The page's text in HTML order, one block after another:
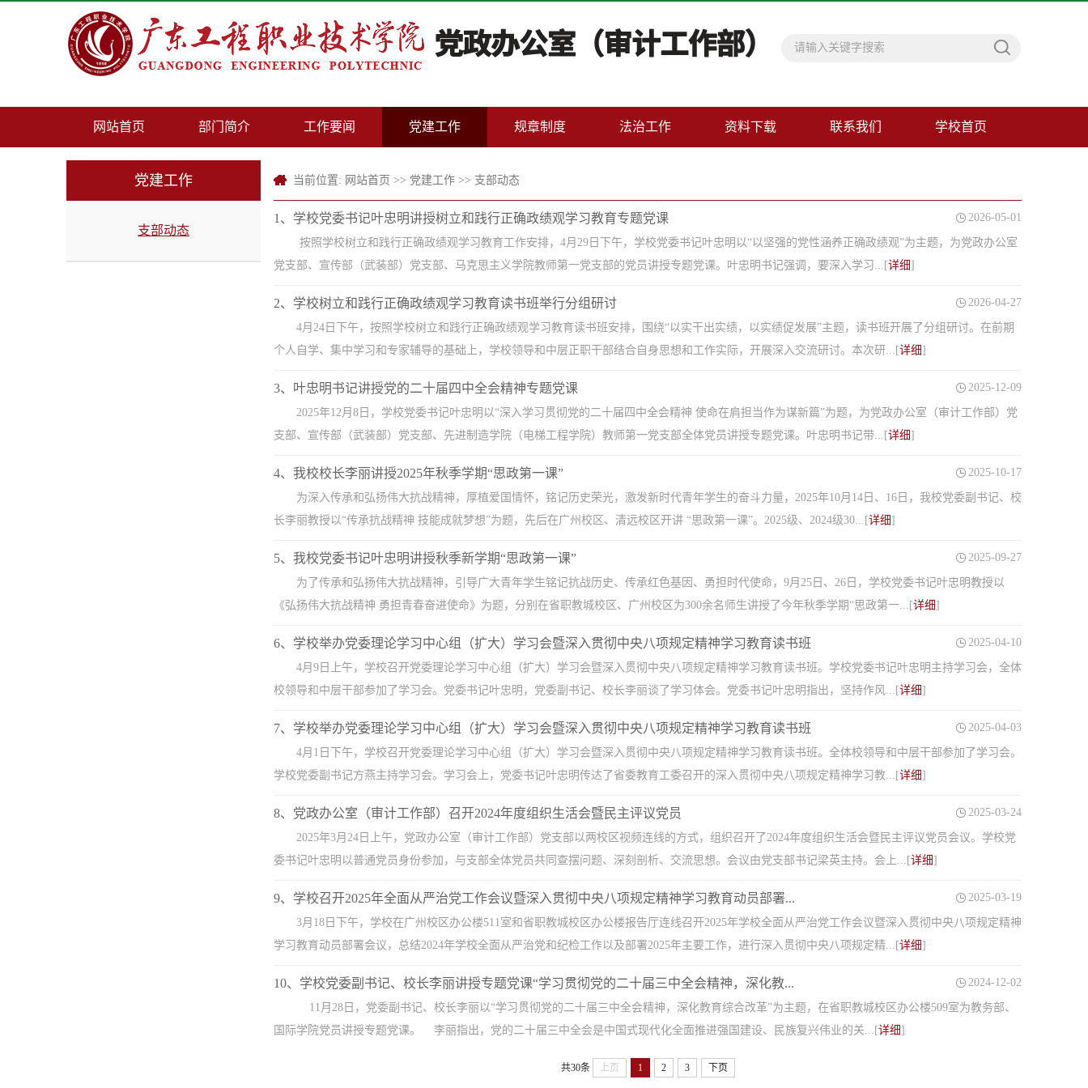
网站首页 部门简介 工作要闻 党建工作 规章制度 法治工作 资料下载 联系我们 学校首页
党建工作
支部动态
当前位置: 网站首页 >> 党建工作 >> 支部动态
1、学校党委书记叶忠明讲授树立和践行正确政绩观学习教育专题党课 2026-05-01
按照学校树立和践行正确政绩观学习教育工作安排，4月29日下午，学校党委书记叶忠明以“以坚强的党性涵养正确政绩观”为主题，为党政办公室
党支部、宣传部（武装部）党支部、马克思主义学院教师第一党支部的党员讲授专题党课。叶忠明书记强调，要深入学习...[详细]
2、学校树立和践行正确政绩观学习教育读书班举行分组研讨 2026-04-27
4月24日下午，按照学校树立和践行正确政绩观学习教育读书班安排，围绕“以实干出实绩，以实绩促发展”主题，读书班开展了分组研讨。在前期
个人自学、集中学习和专家辅导的基础上，学校领导和中层正职干部结合自身思想和工作实际，开展深入交流研讨。本次研...[详细]
3、叶忠明书记讲授党的二十届四中全会精神专题党课 2025-12-09
2025年12月8日，学校党委书记叶忠明以“深入学习贯彻党的二十届四中全会精神 使命在肩担当作为谋新篇”为题，为党政办公室（审计工作部）党
支部、宣传部（武装部）党支部、先进制造学院（电梯工程学院）教师第一党支部全体党员讲授专题党课。叶忠明书记带...[详细]
4、我校校长李丽讲授2025年秋季学期“思政第一课” 2025-10-17
为深入传承和弘扬伟大抗战精神，厚植爱国情怀，铭记历史荣光，激发新时代青年学生的奋斗力量，2025年10月14日、16日，我校党委副书记、校
长李丽教授以“传承抗战精神 技能成就梦想”为题，先后在广州校区、清远校区开讲 “思政第一课”。2025级、2024级30...[详细]
5、我校党委书记叶忠明讲授秋季新学期“思政第一课” 2025-09-27
为了传承和弘扬伟大抗战精神，引导广大青年学生铭记抗战历史、传承红色基因、勇担时代使命，9月25日、26日，学校党委书记叶忠明教授以
《弘扬伟大抗战精神 勇担青春奋进使命》为题，分别在省职教城校区、广州校区为300余名师生讲授了今年秋季学期“思政第一...[详细]
6、学校举办党委理论学习中心组（扩大）学习会暨深入贯彻中央八项规定精神学习教育读书班 2025-04-10
4月9日上午，学校召开党委理论学习中心组（扩大）学习会暨深入贯彻中央八项规定精神学习教育读书班。学校党委书记叶忠明主持学习会，全体
校领导和中层干部参加了学习会。党委书记叶忠明，党委副书记、校长李丽谈了学习体会。党委书记叶忠明指出，坚持作风...[详细]
7、学校举办党委理论学习中心组（扩大）学习会暨深入贯彻中央八项规定精神学习教育读书班 2025-04-03
4月1日下午，学校召开党委理论学习中心组（扩大）学习会暨深入贯彻中央八项规定精神学习教育读书班。全体校领导和中层干部参加了学习会。
学校党委副书记方燕主持学习会。学习会上，党委书记叶忠明传达了省委教育工委召开的深入贯彻中央八项规定精神学习教...[详细]
8、党政办公室（审计工作部）召开2024年度组织生活会暨民主评议党员 2025-03-24
2025年3月24日上午，党政办公室（审计工作部）党支部以两校区视频连线的方式，组织召开了2024年度组织生活会暨民主评议党员会议。学校党
委书记叶忠明以普通党员身份参加，与支部全体党员共同查摆问题、深刻剖析、交流思想。会议由党支部书记梁英主持。会上...[详细]
9、学校召开2025年全面从严治党工作会议暨深入贯彻中央八项规定精神学习教育动员部署... 2025-03-19
3月18日下午，学校在广州校区办公楼511室和省职教城校区办公楼报告厅连线召开2025年学校全面从严治党工作会议暨深入贯彻中央八项规定精神
学习教育动员部署会议，总结2024年学校全面从严治党和纪检工作以及部署2025年主要工作，进行深入贯彻中央八项规定精...[详细]
10、学校党委副书记、校长李丽讲授专题党课“学习贯彻党的二十届三中全会精神，深化教... 2024-12-02
11月28日，党委副书记、校长李丽以“学习贯彻党的二十届三中全会精神，深化教育综合改革”为主题，在省职教城校区办公楼509室为教务部、
国际学院党员讲授专题党课。 李丽指出，党的二十届三中全会是中国式现代化全面推进强国建设、民族复兴伟业的关...[详细]
共30条 上页 1 2 3 下页